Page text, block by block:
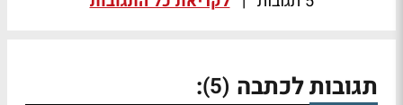
תגובות לכתבה (5)
: